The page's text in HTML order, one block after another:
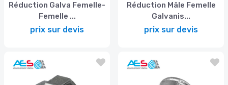
Réduction Galva Femelle-
Femelle ...
prix sur devis
Réduction Mâle Femelle
Galvanis...
prix sur devis